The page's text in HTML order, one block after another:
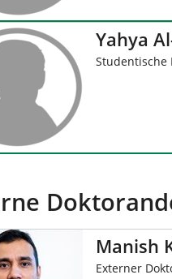
Yahya
Studentische
Manish
Externer